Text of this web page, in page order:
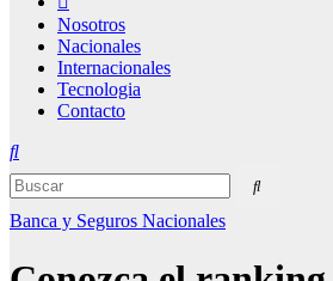
Nosotros
Nacionales
Internacionales
Tecnologia
Contacto
Banca y Seguros Nacionales